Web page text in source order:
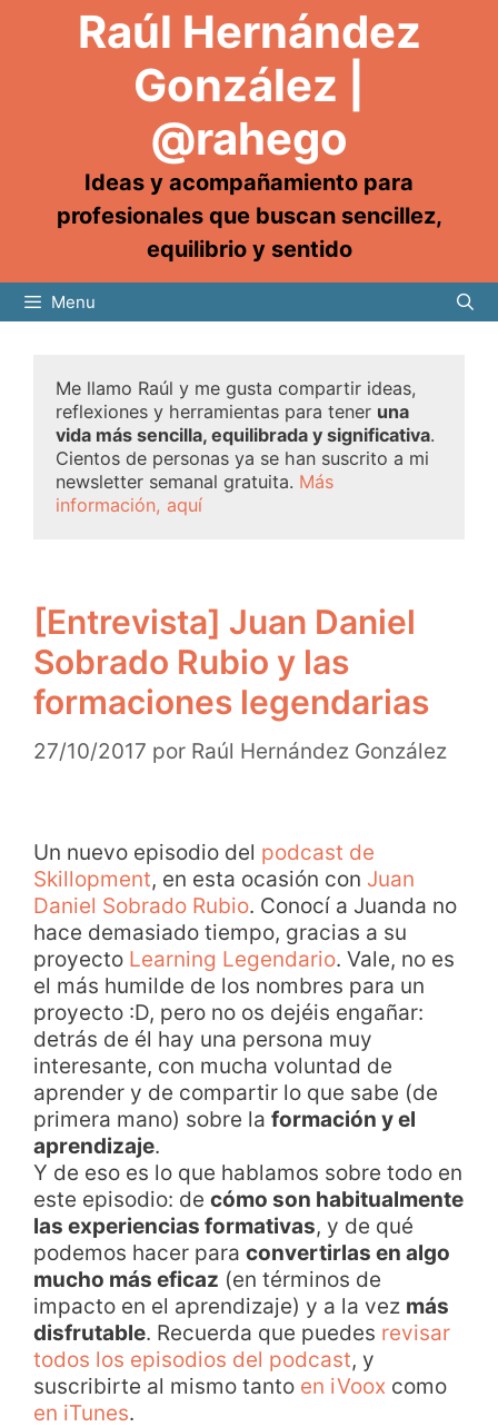
Raúl Hernández
González |
@rahego
Ideas y acompañamiento para
profesionales que buscan sencillez,
equilibrio y sentido
Menu
Me llamo Raúl y me gusta compartir ideas,
reflexiones y herramientas para tener una
vida más sencilla, equilibrada y significativa.
Cientos de personas ya se han suscrito a mi
newsletter semanal gratuita. Más
información, aquí
[Entrevista] Juan Daniel
Sobrado Rubio y las
formaciones legendarias
27/10/2017 por Raúl Hernández González
Un nuevo episodio del podcast de
Skillopment, en esta ocasión con Juan
Daniel Sobrado Rubio. Conocí a Juanda no
hace demasiado tiempo, gracias a su
proyecto Learning Legendario. Vale, no es
el más humilde de los nombres para un
proyecto :D, pero no os dejéis engañar:
detrás de él hay una persona muy
interesante, con mucha voluntad de
aprender y de compartir lo que sabe (de
primera mano) sobre la formación y el
aprendizaje.
Y de eso es lo que hablamos sobre todo en
este episodio: de cómo son habitualmente
las experiencias formativas, y de qué
podemos hacer para convertirlas en algo
mucho más eficaz (en términos de
impacto en el aprendizaje) y a la vez más
disfrutable. Recuerda que puedes revisar
todos los episodios del podcast, y
suscribirte al mismo tanto en iVoox como
en iTunes.